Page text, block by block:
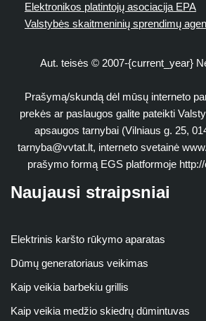
Elektronikos platintojų asociacija EPA
Valstybės skaitmeninių sprendimų
Aut. teisės © 2007-{current_year}
Prašymą/skundą dėl mūsų interneto
prekės ar paslaugos galite pateikti
apsaugos tarnybai (Vilniaus g. 25,
tarnyba@vvtat.lt, interneto svetainė
prašymo formą EGS platformoje
Naujausi straipsniai
Elektrinis karšto rūkymo aparatas
Dūmų generatoriaus veikimas
Kaip veikia barbekiu grillis
Kaip veikia medžio skiedrų dūmintuvas